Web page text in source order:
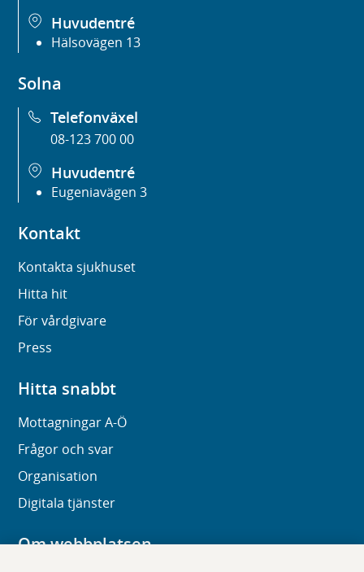
Huvudentré
Hälsovägen 13
Solna
Telefonväxel
08-123 700 00
Huvudentré
Eugeniavägen 3
Kontakt
Kontakta sjukhuset
Hitta hit
För vårdgivare
Press
Hitta snabbt
Mottagningar A-Ö
Frågor och svar
Organisation
Digitala tjänster
Om webbplatsen